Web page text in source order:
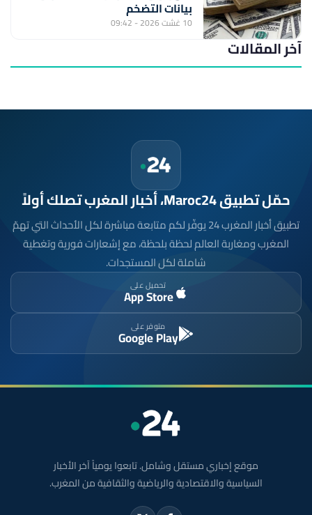
بيانات التضخم
10 غشت 2026 - 09:42
آخر المقالات
حمّل تطبيق Maroc24، أخبار المغرب تصلك أولاً
تطبيق أخبار المغرب 24 يوفّر لكم متابعة مباشرة لكل الأحداث التي تهمّ
المغرب ومغاربة العالم لحظة بلحظة، مع إشعارات فورية وتغطية
شاملة لكل المستجدات.
تحميل على
App Store
متوفر على
Google Play
موقع إخباري مستقل وشامل. تابعوا يومياً آخر الأخبار
السياسية والاقتصادية والرياضية والثقافية من المغرب.